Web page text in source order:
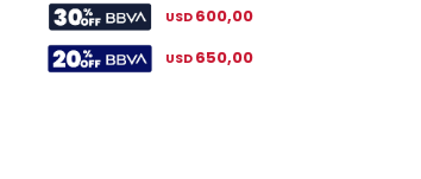
USD 600,00
USD 650,00